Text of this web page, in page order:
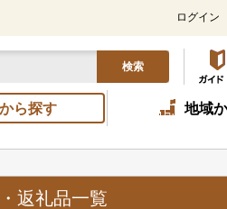
ログイン
検索
ら探す 地域
返礼品一覧